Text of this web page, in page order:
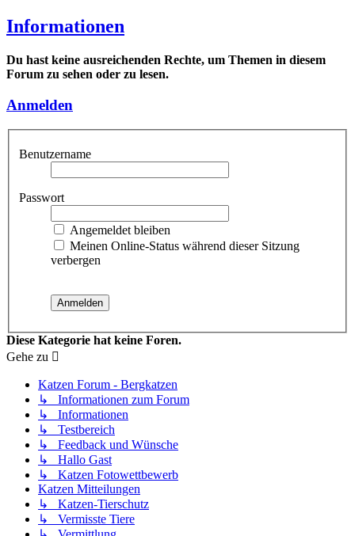
Informationen
Du hast keine ausreichenden Rechte, um Themen in diesem
Forum zu sehen oder zu lesen.
Anmelden
Benutzername
Passwort
Angemeldet bleiben
Meinen Online-Status während dieser Sitzung
verbergen
Diese Kategorie hat keine Foren.
Gehe zu
Katzen Forum - Bergkatzen
↳ Informationen zum Forum
↳ Informationen
↳ Testbereich
↳ Feedback und Wünsche
↳ Hallo Gast
↳ Katzen Fotowettbewerb
Katzen Mitteilungen
↳ Katzen-Tierschutz
↳ Vermisste Tiere